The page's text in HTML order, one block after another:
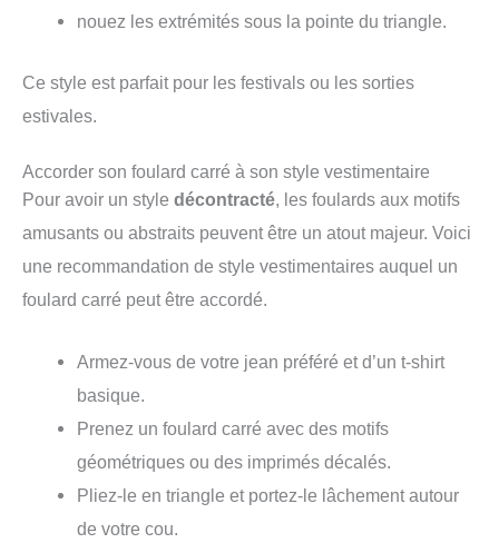
nouez les extrémités sous la pointe du triangle.
Ce style est parfait pour les festivals ou les sorties
estivales.
Accorder son foulard carré à son style vestimentaire
Pour avoir un style décontracté, les foulards aux motifs
amusants ou abstraits peuvent être un atout majeur. Voici
une recommandation de style vestimentaires auquel un
foulard carré peut être accordé.
Armez-vous de votre jean préféré et d’un t-shirt
basique.
Prenez un foulard carré avec des motifs
géométriques ou des imprimés décalés.
Pliez-le en triangle et portez-le lâchement autour
de votre cou.